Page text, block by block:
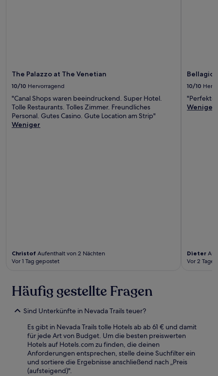
The Palazzo at The Venetian
10/10 Hervorragend
"Canal Shops waren beeindruckend. Super Hotel.
Tolle Restaurants. Tolles Zimmer. Freundliches
Personal. Gutes Casino. Gute Location am Strip"
Weniger
Christof Aufenthalt von 2 Nächten
Vor 1 Tag gepostet
Bellagio
10/10
Weniger
Dieter
Vor 2
Häufig gestellte Fragen
Sind Unterkünfte in Nevada Trails teuer?
Es gibt in Nevada Trails tolle Hotels ab ab 61 € und damit
für jede Art von Budget. Um die besten preiswerten
Hotels auf Hotels.com zu finden, die deinen
Anforderungen entsprechen, stelle deine Suchfilter ein
und sortiere die Ergebnisse anschließend nach „Preis
(aufsteigend)".